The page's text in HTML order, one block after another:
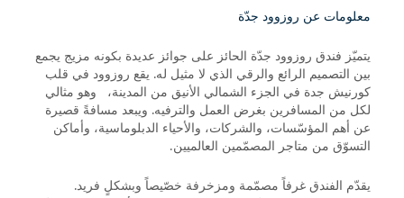
معلومات عن روزوود جدّة
يتميّز فندق روزوود جدّة الحائز على جوائز عديدة بكونه مزيج يجمع
بين التصميم الرائع والرقي الذي لا مثيل له. يقع روزوود في قلب
كورنيش جدة في الجزء الشمالي الأنيق من المدينة، وهو مثالي
لكل من المسافرين بغرض العمل والترفيه. ويبعد مسافةً قصيرة
عن أهم المؤسّسات، والشركات، والأحياء الدبلوماسية، وأماكن
التسوّق من متاجر المصمّمين العالميين.
يقدّم الفندق غرفاً مصمّمة ومزخرفة خصّيصاً وبشكلٍ فريد.